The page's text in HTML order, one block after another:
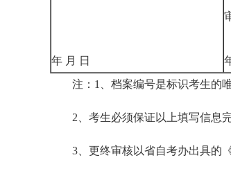
年 月 日
注：1、档案编号是标识考生的唯
2、考生必须保证以上填写信息
3、更终审核以省自考办出具的《